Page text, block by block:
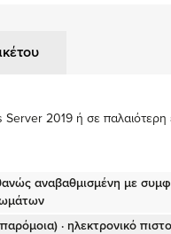
Server 2019 ή σε
αναβαθμισμένη με
· ηλεκτρονικό